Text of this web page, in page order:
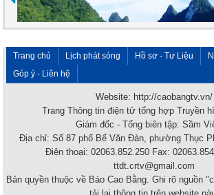
Trang chủ Lịch phát sóng Hồ sơ - Tư Liệu
Góp ý - Liên hệ
Website: http://caobangtv.vn/
Trang Thông tin điện tử tổng hợp Truyền
Giám đốc - Tổng biên tập: Sầm
Địa chỉ: Số 87 phố Bế Văn Đàn, phường Thục
Điện thoại: 02063.852.250 Fax:
ttdt.crtv@gmail.com
Bản quyền thuộc về Báo Cao Bằng. Ghi rõ nguồn